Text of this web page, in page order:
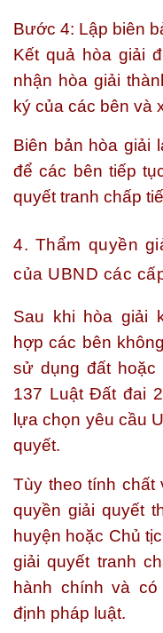
Bước 4: Lập biên
Kết quả hòa giải
nhận hòa giải
ký của các bên và
Biên bản hòa giải
để các bên tiếp
quyết tranh chấp
4. Thẩm quyền
của UBND các
Sau khi hòa giải
hợp các bên
sử dụng đất
137 Luật Đất đai
lựa chọn yêu cầu
quyết.
Tùy theo tính chất
quyền giải quyết
huyện hoặc Chủ
giải quyết tranh
hành chính và
định pháp luật.